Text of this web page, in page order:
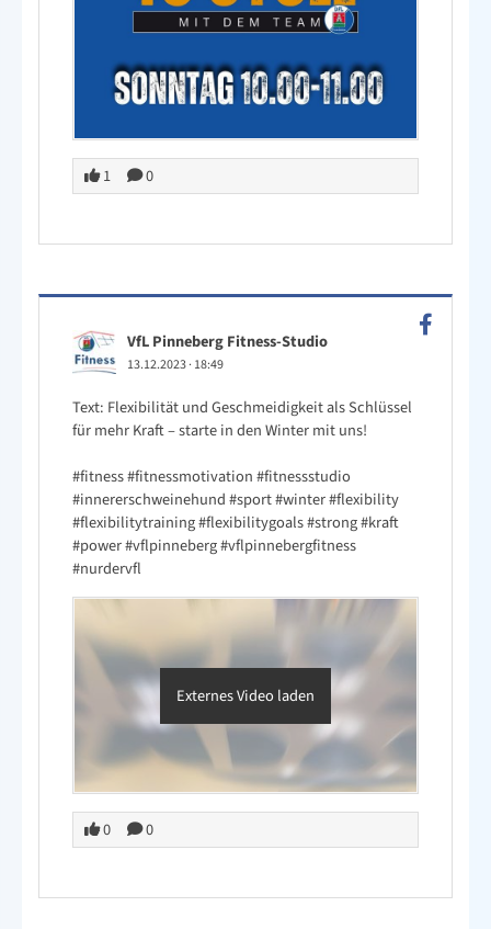
1 0
VfL Pinneberg Fitness-Studio
13.12.2023· 18:49
Text: Flexibilität und Geschmeidigkeit als Schlüssel
für mehr Kraft – starte in den Winter mit uns!
#fitness#fitnessmotivation#fitnessstudio
#innererschweinehund#sport#winter#flexibility
#flexibilitytraining#flexibilitygoals#strong#kraft
#power#vflpinneberg#vflpinnebergfitness
#nurdervfl
Externes Video laden
0 0